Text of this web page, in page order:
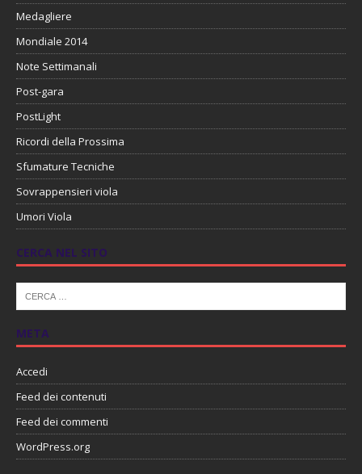
Medagliere
Mondiale 2014
Note Settimanali
Post-gara
PostLight
Ricordi della Prossima
Sfumature Tecniche
Sovrappensieri viola
Umori Viola
CERCA NEL SITO
META
Accedi
Feed dei contenuti
Feed dei commenti
WordPress.org